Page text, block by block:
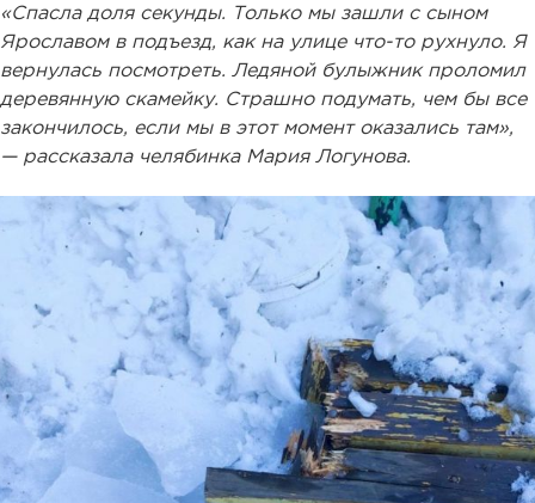
«Спасла доля секунды. Только мы зашли с сыном
Ярославом в подъезд, как на улице что-то рухнуло. Я
вернулась посмотреть. Ледяной булыжник проломил
деревянную скамейку. Страшно подумать, чем бы все
закончилось, если мы в этот момент оказались там»,
— рассказала челябинка Мария Логунова.